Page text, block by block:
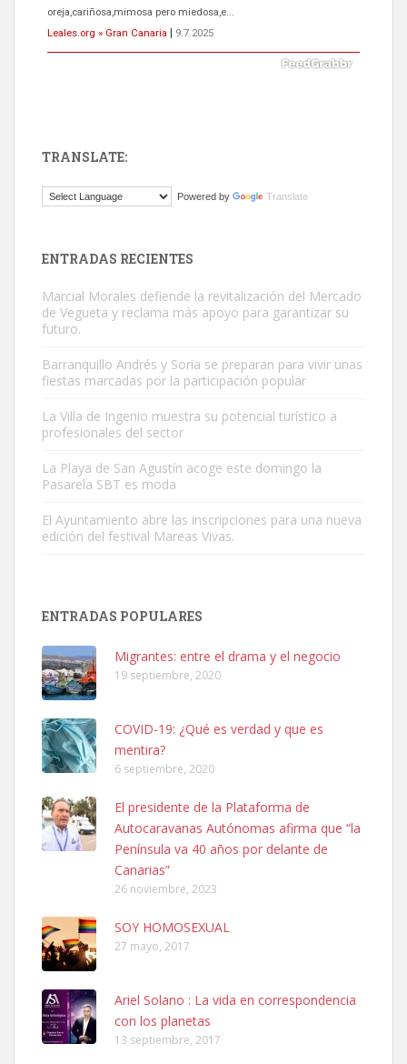
oreja,cariñosa,mimosa pero miedosa,e...
Leales.org » Gran Canaria
9.7.2025
El ayuntamiento se va a llevar a Los Gatos callejeros de la zona los
Gato manso encontrado
Este gato macho ha aparecido en la calle hace menos de un mes,
es muy manso y extremadamente cari...
Busco adopción responsable para mi perra. Pastor alemán,
Leales.org » Gran Canaria | 6.7.2025
SHIBA PERDIDO AVDA JOSE MESA Y LOPEZ
PERRO MACHO RAZA SHIBA CON MICROCHIP PERDIDO HOY
06/07/2025 ZONA MESA Y LOPEZ. ES MUY ASUSTADIZO
Leales.org » Gran Canaria
Ninfa perdida
El día 5 se los perdió una ninfa papillera, asustada tiene miedo a la
TRANSLATE:
Powered by Translate
ENTRADAS RECIENTES
Marcial Morales defiende la revitalización del Mercado
de Vegueta y reclama más apoyo para garantizar su
futuro.
Barranquillo Andrés y Soria se preparan para vivir unas
fiestas marcadas por la participación popular
La Villa de Ingenio muestra su potencial turístico a
profesionales del sector
La Playa de San Agustín acoge este domingo la
Pasarela SBT es moda
El Ayuntamiento abre las inscripciones para una nueva
edición del festival Mareas Vivas.
ENTRADAS POPULARES
Migrantes: entre el drama y el negocio
19 septiembre, 2020
COVID-19: ¿Qué es verdad y que es
mentira?
6 septiembre, 2020
El presidente de la Plataforma de
Autocaravanas Autónomas afirma que “la
Península va 40 años por delante de
Canarias”
26 noviembre, 2023
SOY HOMOSEXUAL
27 mayo, 2017
Ariel Solano : La vida en correspondencia
con los planetas
13 septiembre, 2017